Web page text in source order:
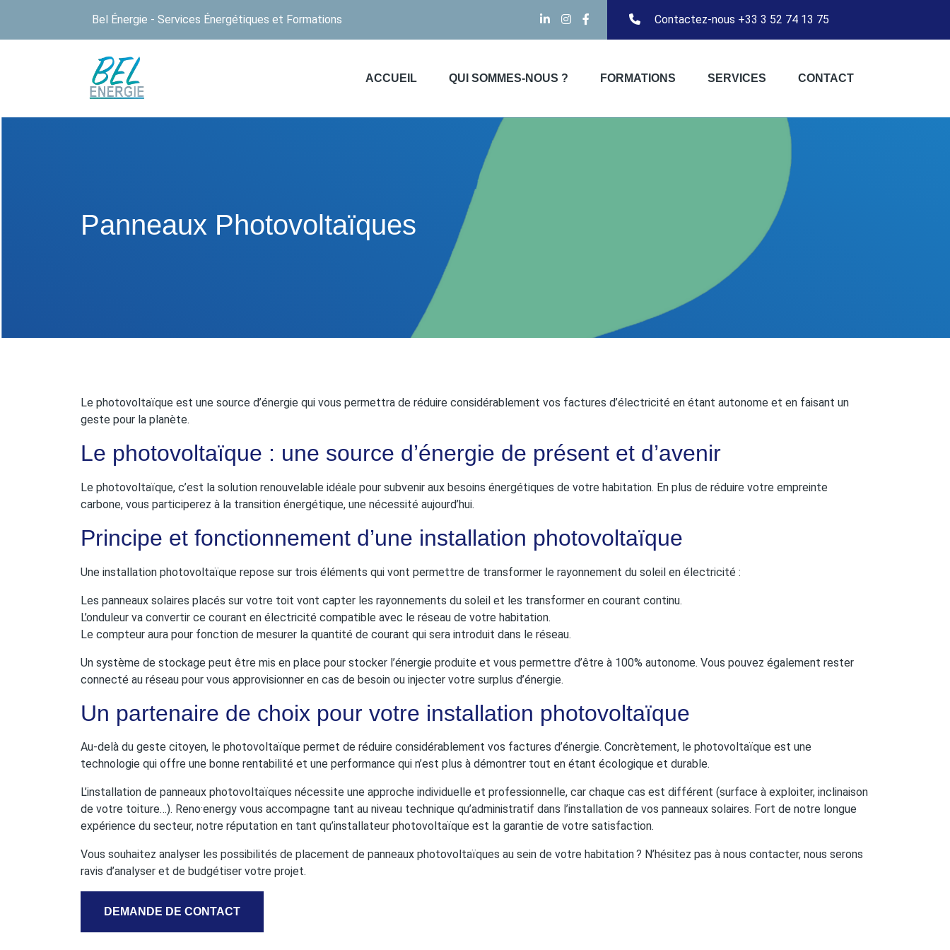
Bel Énergie - Services Énergétiques et Formations Contactez-nous +33 3 52 74 13 75
ACCUEIL QUI SOMMES-NOUS ? FORMATIONS SERVICES CONTACT
Panneaux Photovoltaïques
Le photovoltaïque est une source d’énergie qui vous permettra de réduire considérablement vos factures d’électricité en étant autonome et en faisant un
geste pour la planète.
Le photovoltaïque : une source d’énergie de présent et d’avenir
Le photovoltaïque, c’est la solution renouvelable idéale pour subvenir aux besoins énergétiques de votre habitation. En plus de réduire votre empreinte
carbone, vous participerez à la transition énergétique, une nécessité aujourd’hui.
Principe et fonctionnement d’une installation photovoltaïque
Une installation photovoltaïque repose sur trois éléments qui vont permettre de transformer le rayonnement du soleil en électricité :
Les panneaux solaires placés sur votre toit vont capter les rayonnements du soleil et les transformer en courant continu.
L’onduleur va convertir ce courant en électricité compatible avec le réseau de votre habitation.
Le compteur aura pour fonction de mesurer la quantité de courant qui sera introduit dans le réseau.
Un système de stockage peut être mis en place pour stocker l’énergie produite et vous permettre d’être à 100% autonome. Vous pouvez également rester
connecté au réseau pour vous approvisionner en cas de besoin ou injecter votre surplus d’énergie.
Un partenaire de choix pour votre installation photovoltaïque
Au-delà du geste citoyen, le photovoltaïque permet de réduire considérablement vos factures d’énergie. Concrètement, le photovoltaïque est une
technologie qui offre une bonne rentabilité et une performance qui n’est plus à démontrer tout en étant écologique et durable.
L’installation de panneaux photovoltaïques nécessite une approche individuelle et professionnelle, car chaque cas est différent (surface à exploiter, inclinaison
de votre toiture…). Reno⸱energy vous accompagne tant au niveau technique qu’administratif dans l’installation de vos panneaux solaires. Fort de notre longue
expérience du secteur, notre réputation en tant qu’installateur photovoltaïque est la garantie de votre satisfaction.
Vous souhaitez analyser les possibilités de placement de panneaux photovoltaïques au sein de votre habitation ? N’hésitez pas à nous contacter, nous serons
ravis d’analyser et de budgétiser votre projet.
DEMANDE DE CONTACT